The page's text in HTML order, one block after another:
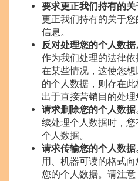
要求更正我们持有的关
更正我们持有的关于
信息。
反对处理您的个人数据
作为我们处理的法律
在某些情况，这使您
的个人数据，则存在
出于直接营销目的处理
请求删除您的个人数据
续处理个人数据时，
个人数据。
请求传输您的个人数据
用、机器可读的格式
您的个人数据。请注